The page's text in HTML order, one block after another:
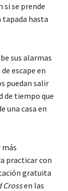
si se prende
tapada hasta
sus alarmas
escape en
puedan salir
de tiempo que
una casa en
practicar con
gratuita
Crossen las